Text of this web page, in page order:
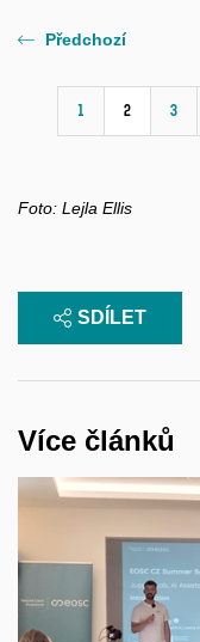
Předchozí
1 2 3
Foto: Lejla Ellis
SDÍLET
Více článků